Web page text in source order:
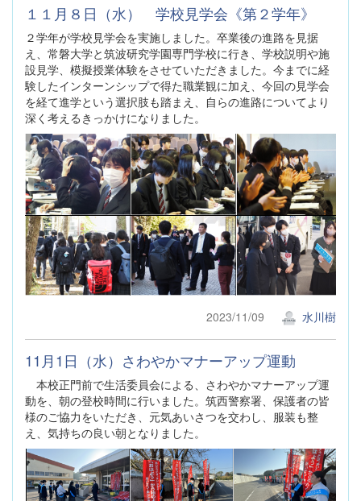
１１月８日（水） 学校見学会《第２学年》
２学年が学校見学会を実施しました。卒業後の進路を見据
え、常磐大学と筑波研究学園専門学校に行き、学校説明や施
設見学、模擬授業体験をさせていただきました。今までに経
験したインターンシップで得た職業観に加え、今回の見学会
を経て進学という選択肢も踏まえ、自らの進路についてより
深く考えるきっかけになりました。
2023/11/09 水川樹
11月1日（水）さわやかマナーアップ運動
本校正門前で生活委員会による、さわやかマナーアップ運
動を、朝の登校時間に行いました。筑西警察署、保護者の皆
様のご協力をいただき、元気あいさつを交わし、服装も整
え、気持ちの良い朝となりました。